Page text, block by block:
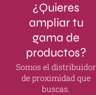
¿Quieres
ampliar tu
gama de
productos?
Somos el distribuidor
de proximidad que
buscas.